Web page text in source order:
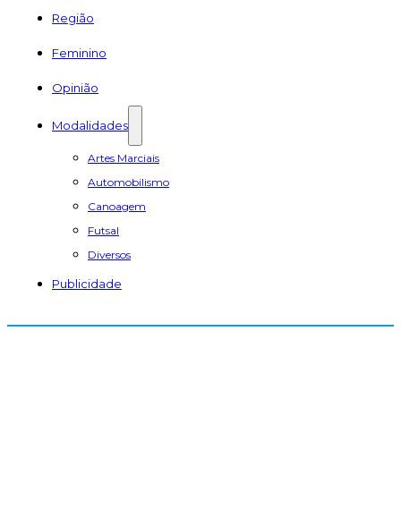
Região
Feminino
Opinião
Modalidades
Artes Marciais
Automobilismo
Canoagem
Futsal
Diversos
Publicidade